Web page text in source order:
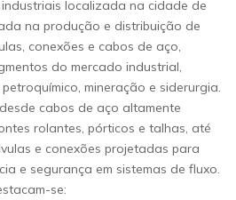
localizada na cidade de
na produção e distribuição de
conexões e cabos de aço,
do mercado industrial,
mineração e siderurgia.
cabos de aço altamente
rolantes, pórticos e talhas, até
e conexões projetadas para
e segurança em sistemas de fluxo.
se: